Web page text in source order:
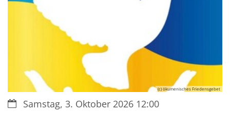
(c) ökumenisches Friedensgebet
Datum:Samstag, 3. Oktober 2026 12:00